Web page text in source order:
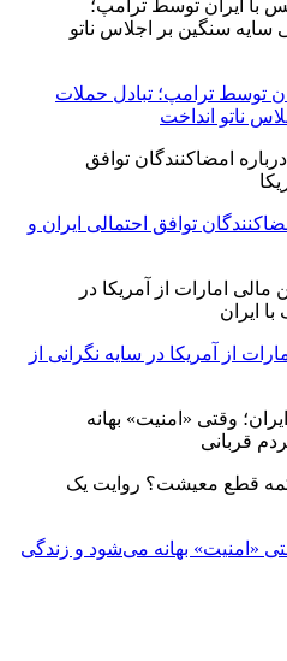
توسط ترامپ؛ تبادل حملات
ناتو انداخت
توافق احتمالی ایران و
از آمریکا در سایه نگرانی از
دکمه قطع معیشت؟ روایت یک
«امنیت» بهانه می‌شود و زندگی